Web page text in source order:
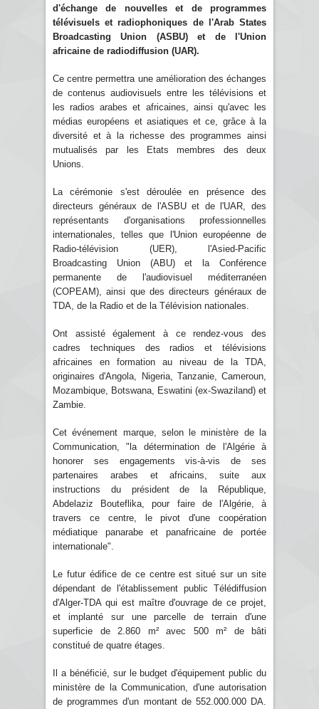
d'échange de nouvelles et de programmes
télévisuels et radiophoniques de l'Arab States
Broadcasting Union (ASBU) et de l'Union
africaine de radiodiffusion (UAR).
Ce centre permettra une amélioration des échanges
de contenus audiovisuels entre les télévisions et
les radios arabes et africaines, ainsi qu'avec les
médias européens et asiatiques et ce, grâce à la
diversité et à la richesse des programmes ainsi
mutualisés par les Etats membres des deux
Unions.
La cérémonie s'est déroulée en présence des
directeurs généraux de l'ASBU et de l'UAR, des
représentants d'organisations professionnelles
internationales, telles que l'Union européenne de
Radio-télévision (UER), l'Asied-Pacific
Broadcasting Union (ABU) et la Conférence
permanente de l'audiovisuel méditerranéen
(COPEAM), ainsi que des directeurs généraux de
TDA, de la Radio et de la Télévision nationales.
Ont assisté également à ce rendez-vous des
cadres techniques des radios et télévisions
africaines en formation au niveau de la TDA,
originaires d'Angola, Nigeria, Tanzanie, Cameroun,
Mozambique, Botswana, Eswatini (ex-Swaziland) et
Zambie.
Cet événement marque, selon le ministère de la
Communication, "la détermination de l'Algérie à
honorer ses engagements vis-à-vis de ses
partenaires arabes et africains, suite aux
instructions du président de la République,
Abdelaziz Bouteflika, pour faire de l'Algérie, à
travers ce centre, le pivot d'une coopération
médiatique panarabe et panafricaine de portée
internationale".
Le futur édifice de ce centre est situé sur un site
dépendant de l'établissement public Télédiffusion
d'Alger-TDA qui est maître d'ouvrage de ce projet,
et implanté sur une parcelle de terrain d'une
superficie de 2.860 m² avec 500 m² de bâti
constitué de quatre étages.
Il a bénéficié, sur le budget d'équipement public du
ministère de la Communication, d'une autorisation
de programmes d'un montant de 552.000.000 DA.